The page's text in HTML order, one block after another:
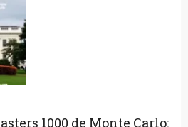
1000 de Monte Carlo: